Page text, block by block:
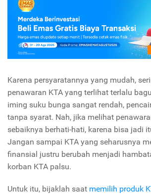
Karena persyaratannya yang mudah,
penawaran KTA yang terlihat terlalu
iming suku bunga sangat rendah,
tanpa syarat. Nah, jika melihat
sebaiknya berhati-hati, karena bisa jadi
Jangan sampai KTA yang seharusnya
finansial justru berubah menjadi
korban KTA palsu.
Untuk itu, bijaklah saat memilih produk